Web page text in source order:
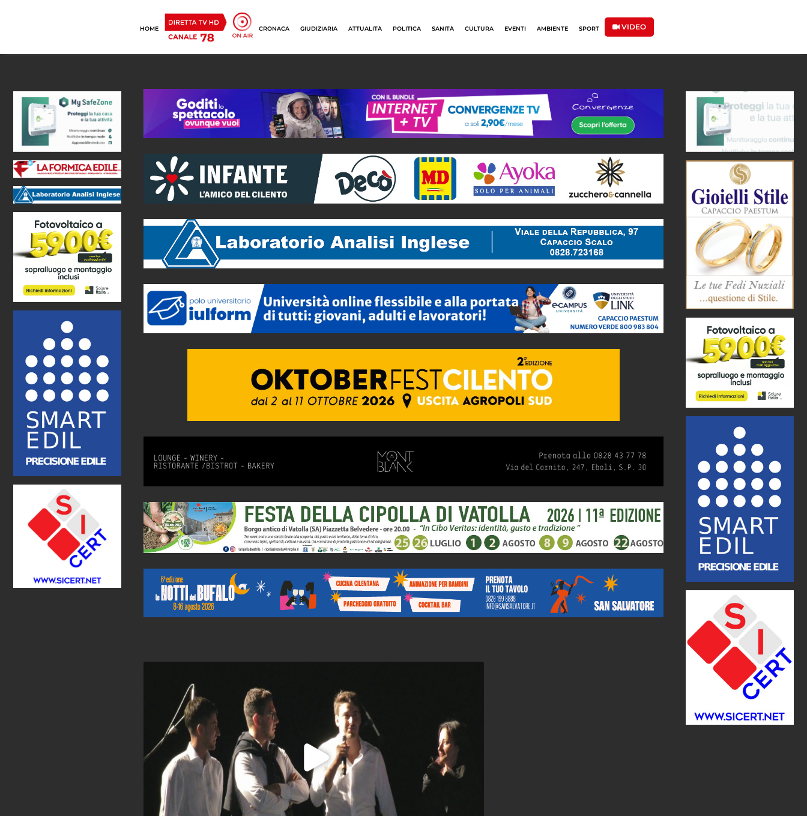
HOME CRONACA GIUDIZIARIA ATTUALITÀ POLITICA SANITÀ CULTURA EVENTI AMBIENTE SPORT VIDEO